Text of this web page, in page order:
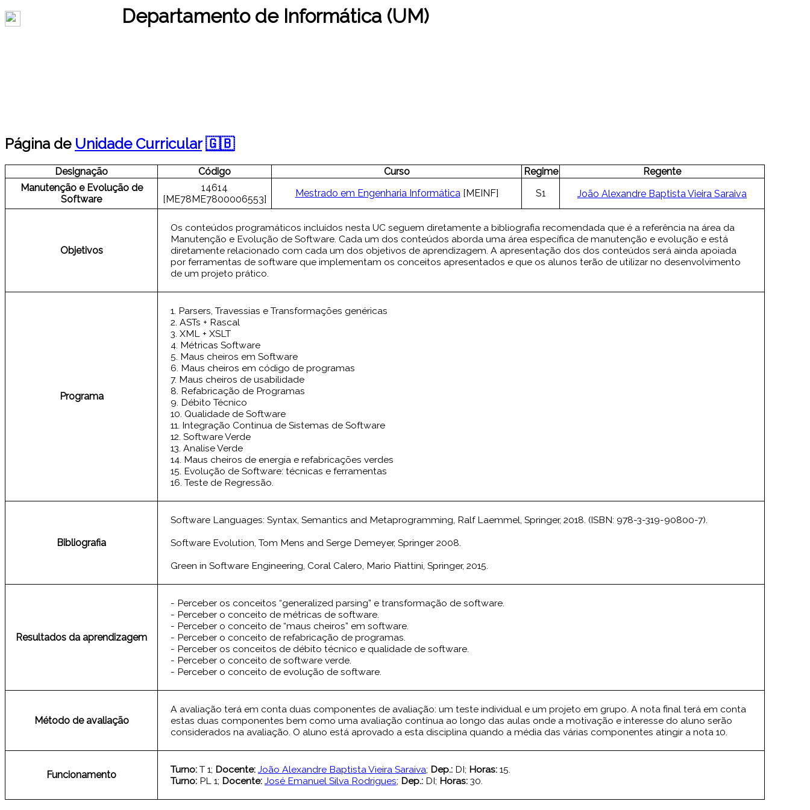
Departamento de Informática (UM)
Página de Unidade Curricular 🇬🇧
Designação Código Curso Regime
Regente
Manutenção e Evolução de
Software
14614
[ME78ME7800006553]
Mestrado em Engenharia Informática[MEINF] S1 João Alexandre Baptista Vieira Saraiva
Objetivos
Os conteúdos programáticos incluídos nesta UC seguem diretamente a bibliografia recomendada que é a referência na área da
Manutenção e Evolução de Software. Cada um dos conteúdos aborda uma área específica de manutenção e evolução e está
diretamente relacionado com cada um dos objetivos de aprendizagem. A apresentação dos dos conteúdos será ainda apoiada
por ferramentas de software que implementam os conceitos apresentados e que os alunos terão de utilizar no desenvolvimento
de um projeto prático.
Programa
1. Parsers, Travessias e Transformações genéricas
2. ASTs + Rascal
3. XML + XSLT
4. Métricas Software
5. Maus cheiros em Software
6. Maus cheiros em código de programas
7. Maus cheiros de usabilidade
8. Refabricação de Programas
9. Débito Técnico
10. Qualidade de Software
11. Integração Continua de Sistemas de Software
12. Software Verde
13. Analise Verde
14. Maus cheiros de energia e refabricações verdes
15. Evolução de Software: técnicas e ferramentas
16. Teste de Regressão.
Bibliografia
Software Languages: Syntax, Semantics and Metaprogramming, Ralf Laemmel, Springer, 2018. (ISBN: 978-3-319-90800-7).
Software Evolution, Tom Mens and Serge Demeyer, Springer 2008.
Green in Software Engineering, Coral Calero, Mario Piattini, Springer, 2015.
Resultados da aprendizagem
- Perceber os conceitos “generalized parsing” e transformação de software.
- Perceber o conceito de métricas de software.
- Perceber o conceito de “maus cheiros” em software.
- Perceber o conceito de refabricação de programas.
- Perceber os conceitos de débito técnico e qualidade de software.
- Perceber o conceito de software verde.
- Perceber o conceito de evolução de software.
Método de avaliação
A avaliação terá em conta duas componentes de avaliação: um teste individual e um projeto em grupo. A nota final terá em conta
estas duas componentes bem como uma avaliação contínua ao longo das aulas onde a motivação e interesse do aluno serão
considerados na avaliação. O aluno está aprovado a esta disciplina quando a média das várias componentes atingir a nota 10.
Funcionamento Turno:T 1; Docente:João Alexandre Baptista Vieira Saraiva; Dep.: DI; Horas:15.
Turno: PL 1; Docente:José Emanuel Silva Rodrigues; Dep.: DI; Horas:30.